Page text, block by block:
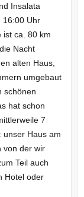
Insalata
16:00 Uhr
ist ca. 80 km
Nacht
alten Haus,
umgebaut
schönen
hat schon
7
unser Haus am
von der wir
Teil auch
Hotel oder